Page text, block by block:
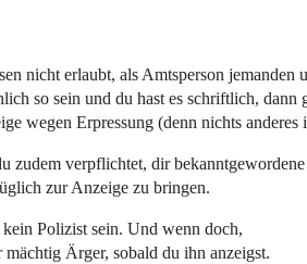
nicht erlaubt, als Amtsperson
so sein und du hast es schriftlich, dann
wegen Erpressung (denn nichts anderes
zudem verpflichtet, dir bekanntgewordene
zur Anzeige zu bringen.
Polizist sein. Und wenn doch,
mächtig Ärger, sobald du ihn anzeigst.